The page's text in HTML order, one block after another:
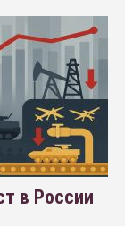
в России